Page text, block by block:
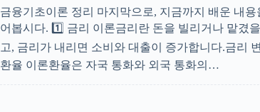
금융기초이론 정리 마지막으로, 지금까지 배운 내
어봅시다. 1️⃣ 금리 이론금리란 돈을 빌리거나 맡겼
고, 금리가 내리면 소비와 대출이 증가합니다.금리
환율 이론환율은 자국 통화와 외국 통화의…